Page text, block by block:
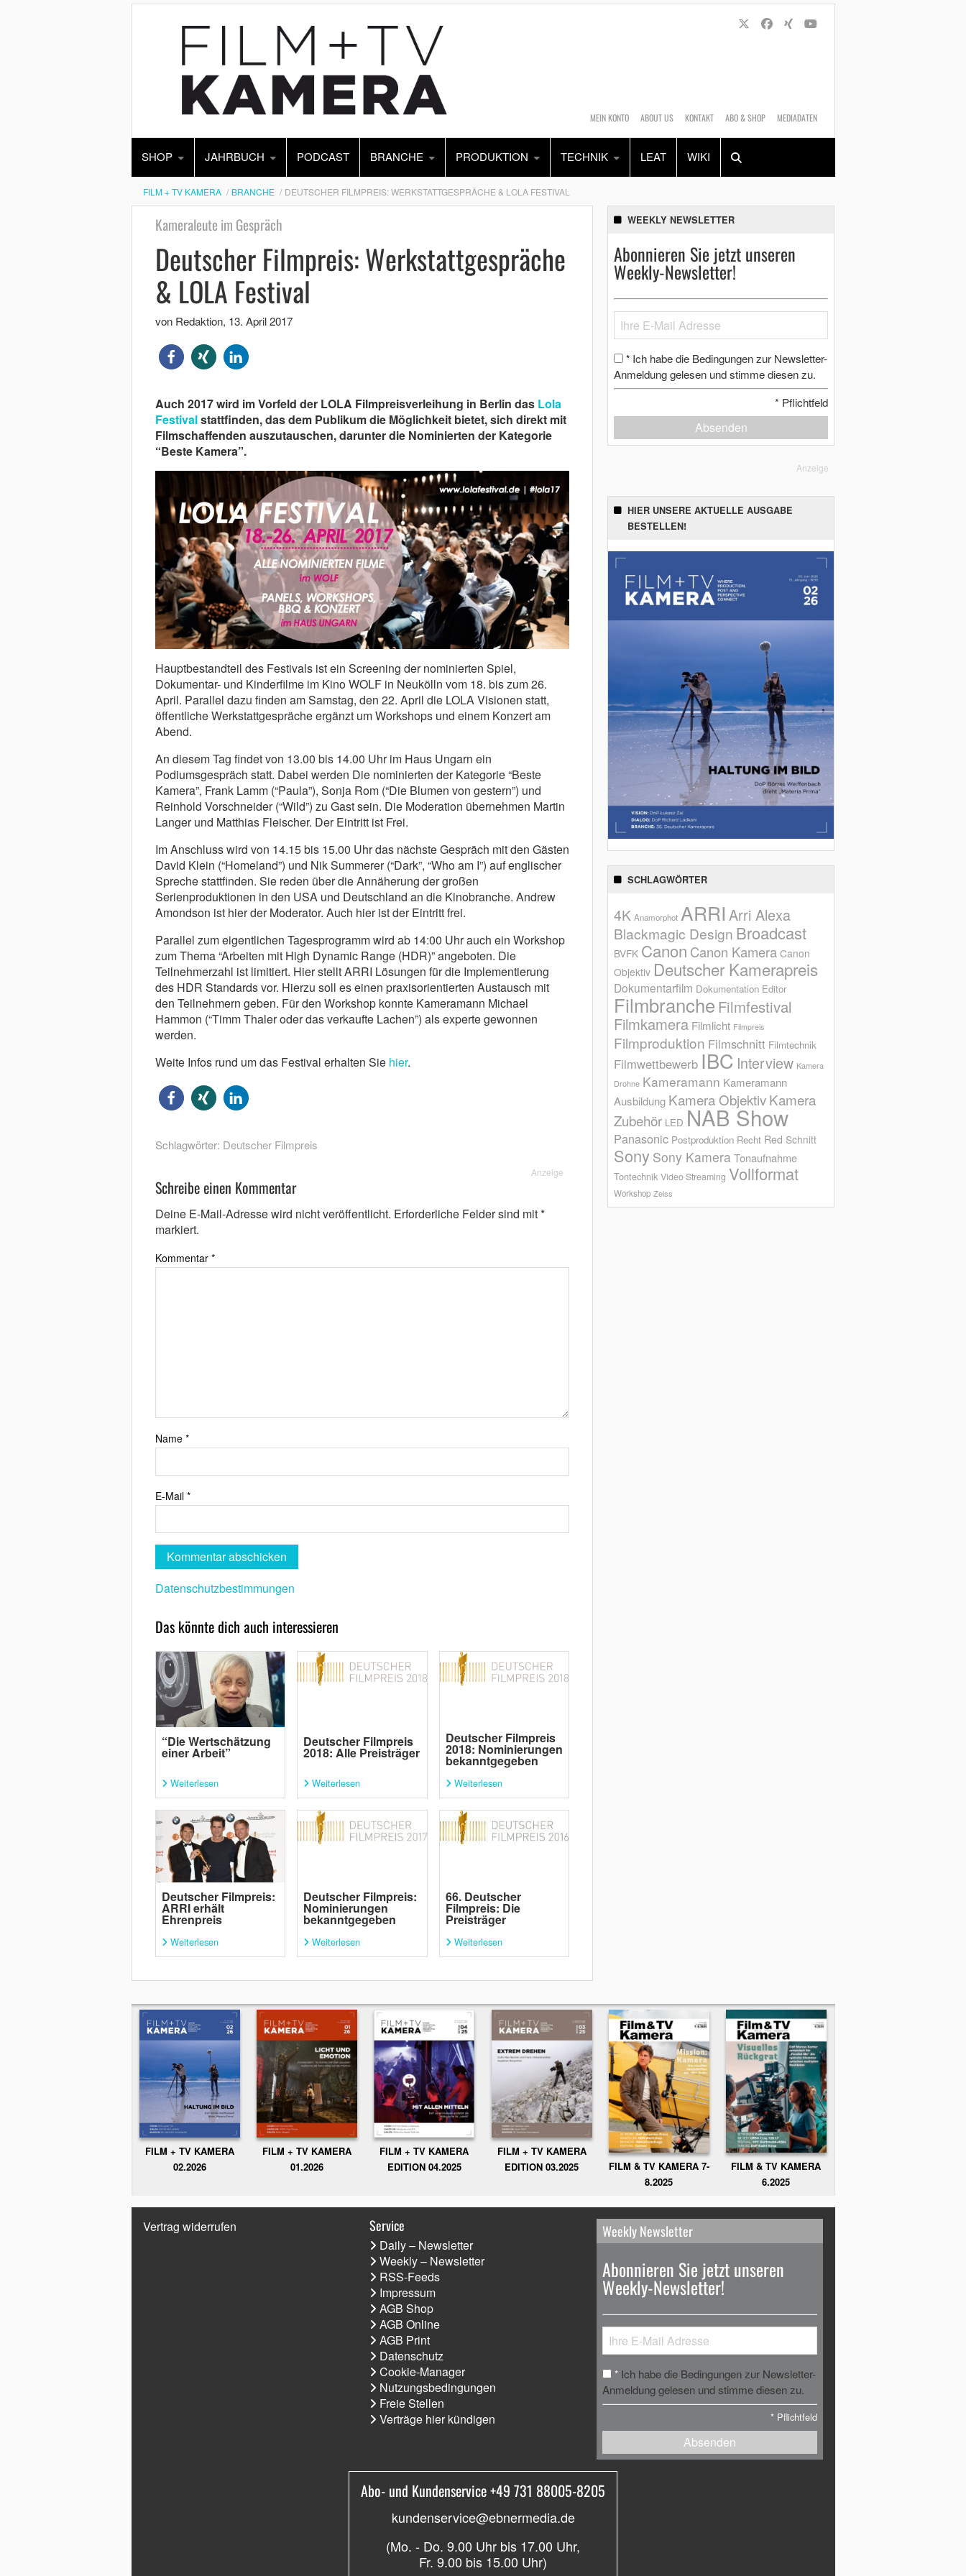
MEIN KONTO ABOUT US KONTAKT ABO & SHOP MEDIADATEN
SHOP JAHRBUCH PODCAST BRANCHE PRODUKTION TECHNIK LEAT WIKI
Alles Shop
FILM + TV KAMERA BRANCHE DEUTSCHER FILMPREIS: WERKSTATTGESPRÄCHE & LOLA FESTIVAL
Kameraleute im Gespräch
Deutscher Filmpreis: Werkstattgespräche
& LOLA Festival
von Redaktion, 13. April 2017
Auch 2017 wird im Vorfeld der LOLA Filmpreisverleihung in Berlin das Lola
Festivalstattfinden, das dem Publikum die Möglichkeit bietet, sich direkt mit
Filmschaffenden auszutauschen, darunter die Nominierten der Kategorie
“Beste Kamera”.
Hauptbestandteil des Festivals ist ein Screening der nominierten Spiel,
Dokumentar- und Kinderfilme im Kino WOLF in Neukölln vom 18. bis zum 26.
April. Parallel dazu finden am Samstag, den 22. April die LOLA Visionen statt,
öffentliche Werkstattgespräche ergänzt um Workshops und einem Konzert am
Abend.
An diesem Tag findet von 13.00 bis 14.00 Uhr im Haus Ungarn ein
Podiumsgespräch statt. Dabei werden Die nominierten der Kategorie “Beste
Kamera”, Frank Lamm (“Paula”), Sonja Rom (“Die Blumen von gestern”) und
Reinhold Vorschneider (“Wild”) zu Gast sein. Die Moderation übernehmen Martin
Langer und Matthias Fleischer. Der Eintritt ist Frei.
Im Anschluss wird von 14.15 bis 15.00 Uhr das nächste Gespräch mit den Gästen
David Klein (“Homeland”) und Nik Summerer (“Dark”, “Who am I”) auf englischer
Spreche stattfinden. Sie reden über die Annäherung der großen
Serienproduktionen in den USA und Deutschland an die Kinobranche. Andrew
Amondson ist hier der Moderator. Auch hier ist der Eintritt frei.
Parallel zum eigentlichen Tagesprogramm wird ab 14:00 Uhr auch ein Workshop
zum Thema “Arbeiten mit High Dynamic Range (HDR)” angeboten. Die
Teilnehmerzahl ist limitiert. Hier stellt ARRI Lösungen für die Implementierung
des HDR Standards vor. Hierzu soll es einen praxisorientierten Austausch mit
den Teilnehmern geben. Für den Workshop konnte Kameramann Michael
Hammon (“Timm Thaler oder das verkaufte Lachen”) als experte gewonnen
werden.
Weite Infos rund um das Festival erhalten Sie hier.
Schlagwörter: Deutscher Filmpreis
Anzeige
Schreibe einen Kommentar
Deine E-Mail-Adresse wird nicht veröffentlicht. Erforderliche Felder sind mit*
markiert.
Kommentar *
Name *
E-Mail *
Datenschutzbestimmungen
Das könnte dich auch interessieren
“Die Wertschätzung
einer Arbeit”
Weiterlesen
Deutscher Filmpreis
2018: Alle Preisträger
Weiterlesen
Deutscher Filmpreis
2018: Nominierungen
bekanntgegeben
Weiterlesen
Deutscher Filmpreis:
ARRI erhält
Ehrenpreis
Weiterlesen
Deutscher Filmpreis:
Nominierungen
bekanntgegeben
Weiterlesen
66. Deutscher
Filmpreis: Die
Preisträger
Weiterlesen
WEEKLY NEWSLETTER
Abonnieren Sie jetzt unseren
Weekly-Newsletter!
* Ich habe die Bedingungen zur Newsletter-
Anmeldung gelesen und stimme diesen zu.
* Pflichtfeld
Absenden
Anzeige
HIER UNSERE AKTUELLE AUSGABE
BESTELLEN!
SCHLAGWÖRTER
4K Anamorphot ARRI Arri Alexa
Blackmagic Design Broadcast
BVFK Canon Canon Kamera Canon
Objektiv Deutscher Kamerapreis
Dokumentarfilm Dokumentation Editor
Filmbranche Filmfestival
Filmkamera Filmlicht Filmpreis
Filmproduktion Filmschnitt Filmtechnik
Filmwettbewerb IBC Interview Kamera
Drohne Kameramann Kameramann
Ausbildung Kamera ObjektivKamera
Zubehör LED NAB Show
Panasonic Postproduktion Recht Red Schnitt
Sony Sony KameraTonaufnahme
Tontechnik Video Streaming Vollformat
Workshop Zeiss
FILM + TV KAMERA
02.2026
FILM + TV KAMERA
01.2026
FILM + TV KAMERA
EDITION 04.2025
FILM + TV KAMERA
EDITION 03.2025
FILM & TV KAMERA 7-
8.2025
FILM & TV KAMERA
6.2025
Vertrag widerrufen Service
Daily – Newsletter
Weekly – Newsletter
RSS-Feeds
Impressum
AGB Shop
AGB Online
AGB Print
Datenschutz
Cookie-Manager
Nutzungsbedingungen
Freie Stellen
Verträge hier kündigen
Weekly Newsletter
Abonnieren Sie jetzt unseren
Weekly-Newsletter!
* Ich habe die Bedingungen zur Newsletter-
Anmeldung gelesen und stimme diesen zu.
* Pflichtfeld
Absenden
Abo- und Kundenservice +49 731 88005-8205
kundenservice@ebnermedia.de
(Mo. - Do. 9.00 Uhr bis 17.00 Uhr,
Fr. 9.00 bis 15.00 Uhr)